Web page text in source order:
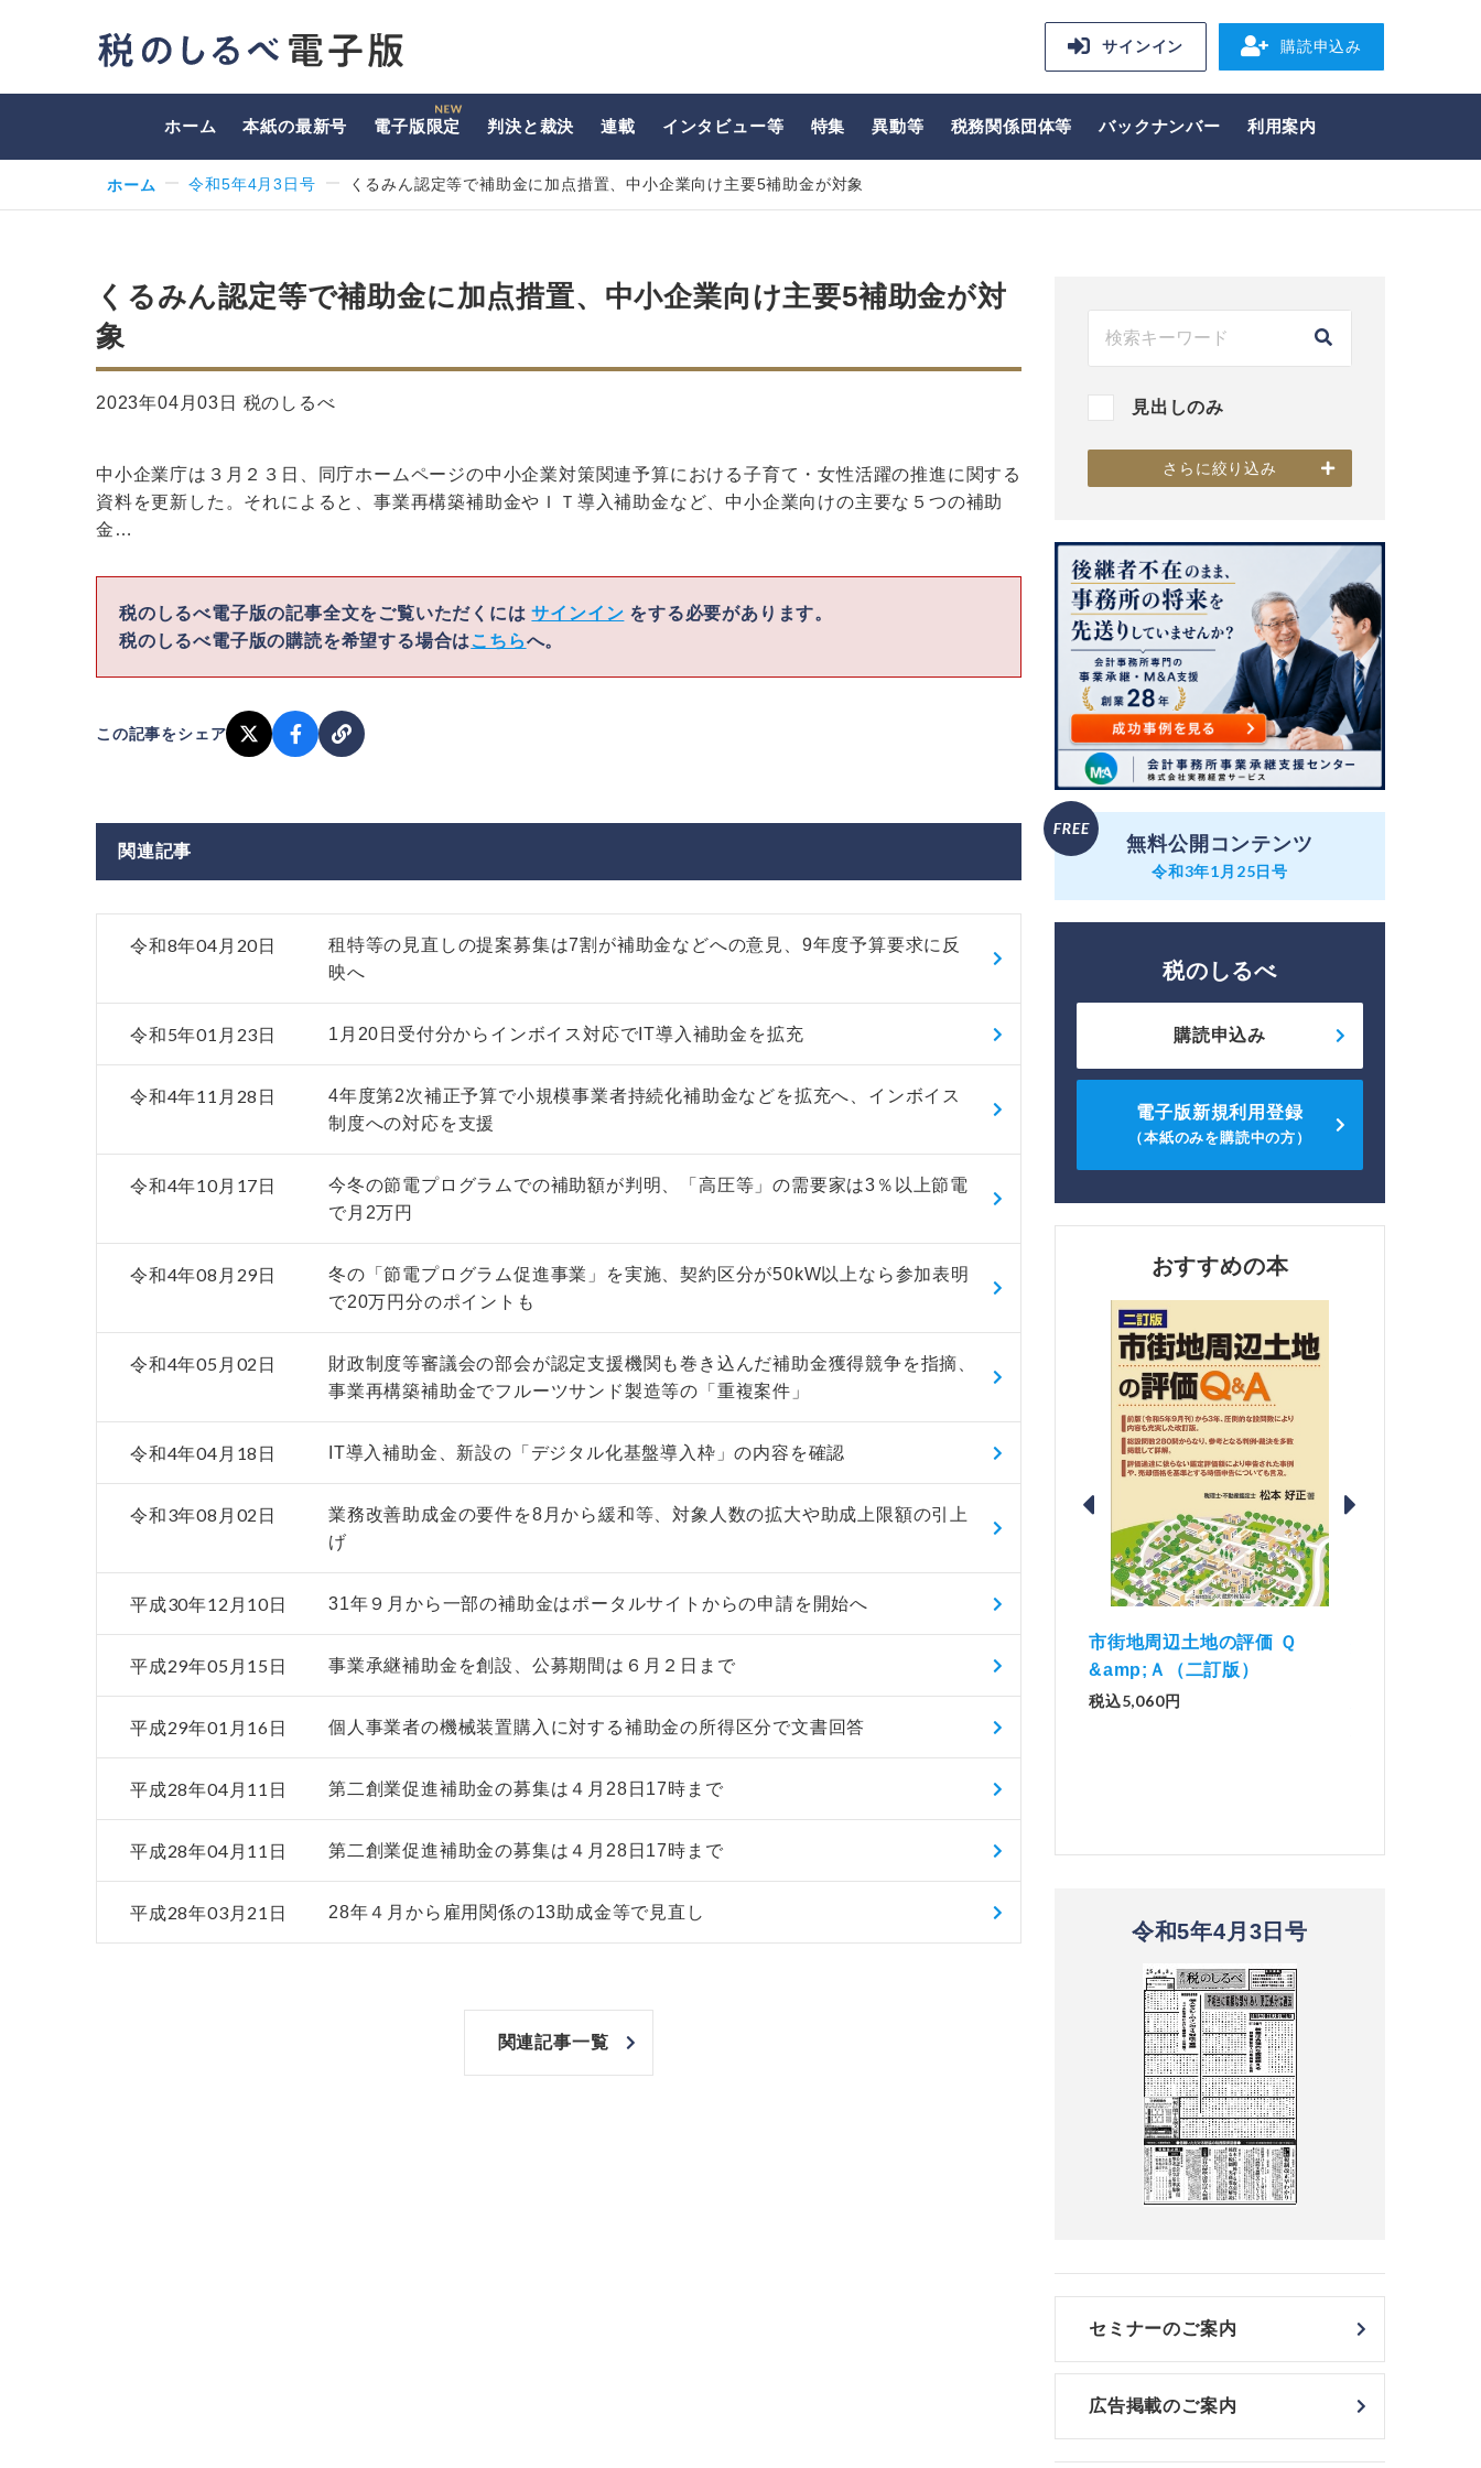
サインイン 購読申込み
ホーム 本紙の最新号 電子版限定 判決と裁決 連載 インタビュー等 特集 異動等 税務関係団体等 バックナンバー 利用案内
ホーム 令和5年4月3日号 くるみん認定等で補助金に加点措置、中小企業向け主要5補助金が対象
くるみん認定等で補助金に加点措置、中小企業向け主要5補助金が対
象
2023年04月03日 税のしるべ
中小企業庁は３月２３日、同庁ホームページの中小企業対策関連予算における子育て・女性活躍の推進に関する
資料を更新した。それによると、事業再構築補助金やＩＴ導入補助金など、中小企業向けの主要な５つの補助
金…
税のしるべ電子版の記事全文をご覧いただくにはサインイン をする必要があります。
税のしるべ電子版の購読を希望する場合は こちらへ。
この記事をシェア
関連記事
令和8年04月20日
租特等の見直しの提案募集は7割が補助金などへの意見、9年度予算要求に反
映へ
令和5年01月23日 1月20日受付分からインボイス対応でIT導入補助金を拡充
令和4年11月28日
4年度第2次補正予算で小規模事業者持続化補助金などを拡充へ、インボイス
制度への対応を支援
令和4年10月17日
今冬の節電プログラムでの補助額が判明、「高圧等」の需要家は3％以上節電
で月2万円
令和4年08月29日
冬の「節電プログラム促進事業」を実施、契約区分が50kW以上なら参加表明
で20万円分のポイントも
令和4年05月02日
財政制度等審議会の部会が認定支援機関も巻き込んだ補助金獲得競争を指摘、
事業再構築補助金でフルーツサンド製造等の「重複案件」
令和4年04月18日 IT導入補助金、新設の「デジタル化基盤導入枠」の内容を確認
令和3年08月02日
業務改善助成金の要件を8月から緩和等、対象人数の拡大や助成上限額の引上
げ
平成30年12月10日 31年９月から一部の補助金はポータルサイトからの申請を開始へ
平成29年05月15日 事業承継補助金を創設、公募期間は６月２日まで
平成29年01月16日 個人事業者の機械装置購入に対する補助金の所得区分で文書回答
平成28年04月11日 第二創業促進補助金の募集は４月28日17時まで
平成28年04月11日 第二創業促進補助金の募集は４月28日17時まで
平成28年03月21日 28年４月から雇用関係の13助成金等で見直し
関連記事一覧
見出しのみ
さらに絞り込み
無料公開コンテンツ
令和3年1月25日号
税のしるべ
購読申込み
電子版新規利用登録
（本紙のみを購読中の方）
おすすめの本
例（令和8年版）
税込4,950円
&amp;Ａ（二訂版）
税込5,060円
解説とQ&amp;Aでわかる 電子
帳簿等保存制度の実務（改訂
版）
令和5年4月3日号
セミナーのご案内
広告掲載のご案内